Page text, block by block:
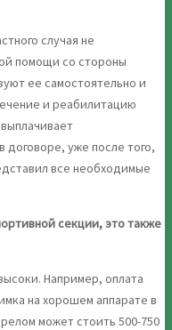
случая не
помощи со стороны
ее самостоятельно и
и реабилитацию
уже после того,
все необходимые
секции, это также
Например, оплата
на хорошем аппарате в
может стоить 500-750